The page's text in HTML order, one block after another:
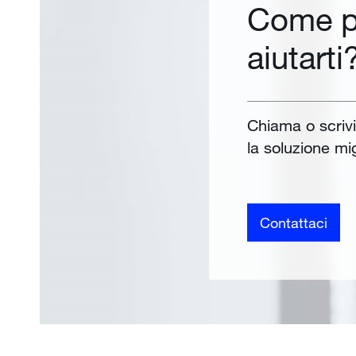
Come
Chiama o
la soluzione
Contattaci